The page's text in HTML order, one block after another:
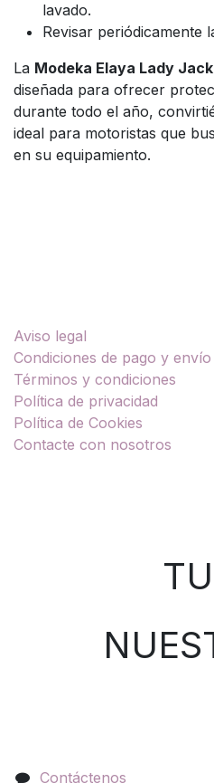
lavado.
Revisar periódicamente
La Modeka Elaya Lady
diseñada para ofrecer
durante todo el año,
ideal para motoristas que
en su equipamiento.
Aviso legal
Condiciones de pago y envío
Términos y condiciones
Política de privacidad
Política de Cookies
Contacte con nosotros
TU
Contáctenos